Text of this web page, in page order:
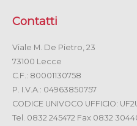
Contatti
Viale M. De Pietro, 23
73100 Lecce
C.F.: 80001130758
P. I.V.A.: 04963850757
CODICE UNIVOCO UFFICIO:
Tel. 0832 245472 Fax 0832